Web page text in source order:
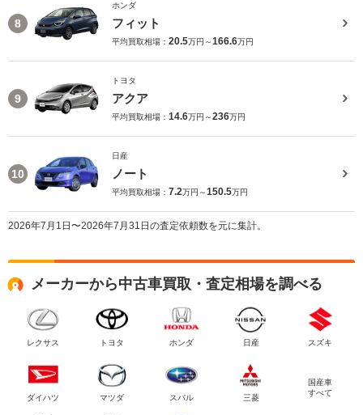
8
ホンダ
フィット
平均買取相場： 20.5万円～166.6万円
9
トヨタ
アクア
平均買取相場： 14.6万円～236万円
10
日産
ノート
平均買取相場： 7.2万円～150.5万円
2026年7月1日〜2026年7月31日の査定依頼数を元に集計。
メーカーから中古車買取・査定相場を調べる
レクサス トヨタ ホンダ 日産 スズキ
ダイハツ マツダ スバル 三菱
国産車
すべて